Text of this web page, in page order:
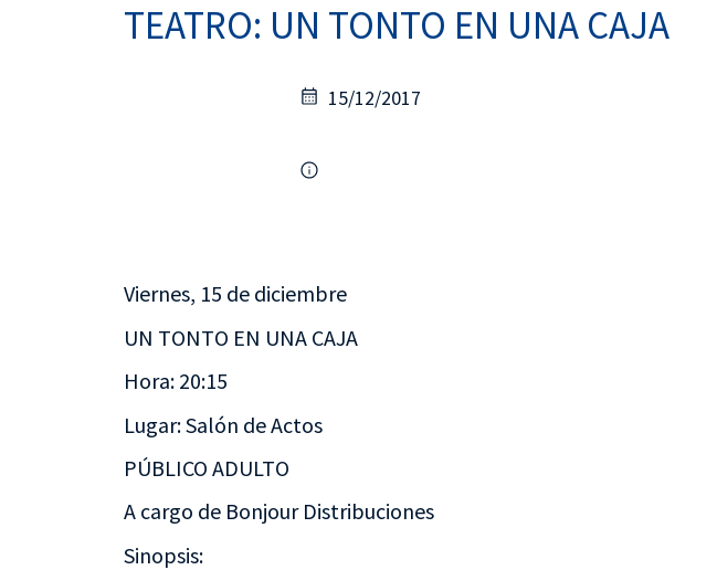
TEATRO: UN TONTO EN UNA CAJA
15/12/2017
Viernes, 15 de diciembre
UN TONTO EN UNA CAJA
Hora: 20:15
Lugar: Salón de Actos
PÚBLICO ADULTO
A cargo de Bonjour Distribuciones
Sinopsis: